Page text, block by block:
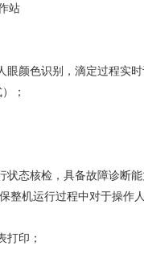
颜色识别，滴定过程实时
；
态核检，具备故障诊断能
整机运行过程中对于操作
打印；